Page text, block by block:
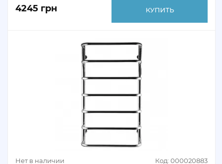
4245 грн КУПИТЬ
Нет в наличии Код: 000020883